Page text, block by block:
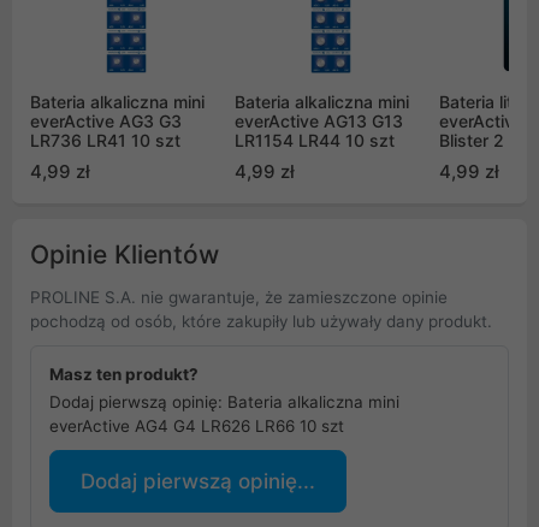
Bateria alkaliczna mini
everActive AG3 G3
LR736 LR41 10 szt
4,99 zł
Bateria alkaliczna mini
everActive AG13 G13
LR1154 LR44 10 szt
4,99 zł
Bateria
everActive
Blister 2 szt
4,99 zł
Opinie Klientów
PROLINE S.A. nie gwarantuje, że zamieszczone opinie
pochodzą od osób, które zakupiły lub używały dany produkt.
Masz ten produkt?
Dodaj pierwszą opinię: Bateria alkaliczna mini
everActive AG4 G4 LR626 LR66 10 szt
Dodaj pierwszą opinię...